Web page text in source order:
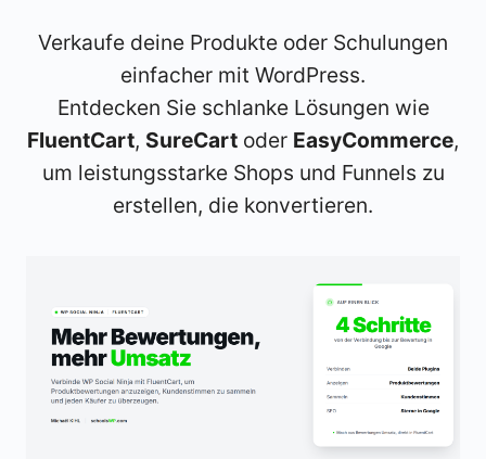
Verkaufe deine Produkte oder Schulungen
einfacher mit WordPress.
Entdecken Sie schlanke Lösungen wie
FluentCart, SureCart oder EasyCommerce,
um leistungsstarke Shops und Funnels zu
erstellen, die konvertieren.